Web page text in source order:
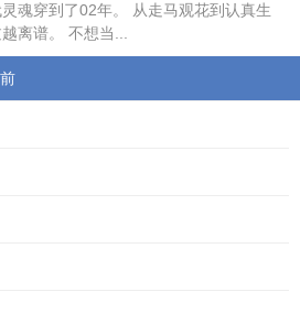
魂穿到了02年。 从走马观花到认真生
离谱。 不想当...